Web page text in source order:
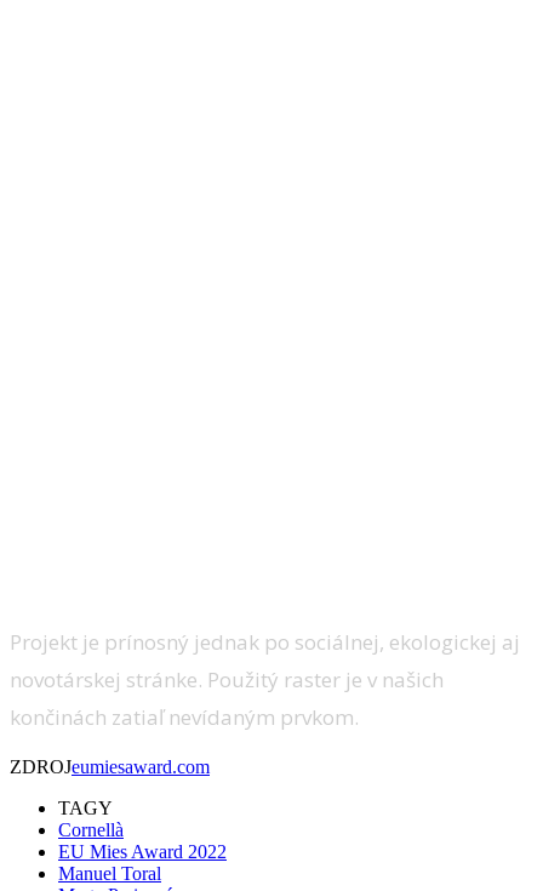
Projekt je prínosný jednak po sociálnej, ekologickej aj
novotárskej stránke. Použitý raster je v našich
končinách zatiaľ nevídaným prvkom.
ZDROJeumiesaward.com
TAGY
Cornellà
EU Mies Award 2022
Manuel Toral